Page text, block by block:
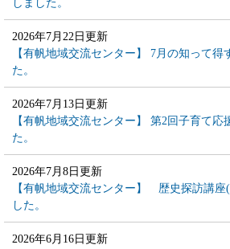
しました。
2026年7月22日更新
【有帆地域交流センター】 7月の知って得
た。
2026年7月13日更新
【有帆地域交流センター】 第2回子育て応
た。
2026年7月8日更新
【有帆地域交流センター】 歴史探訪講座
した。
2026年6月16日更新